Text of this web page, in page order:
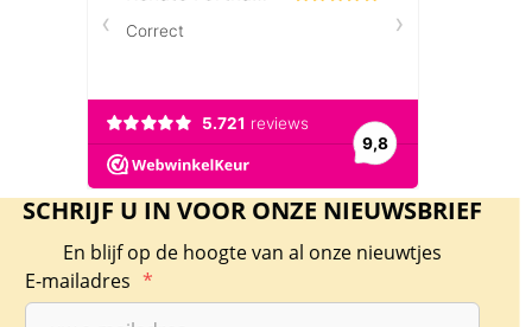
SCHRIJF U IN VOOR ONZE NIEUWSBRIEF
En blijf op de hoogte van al onze nieuwtjes
E-mailadres *